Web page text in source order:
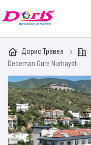
Doris -
Дорис Травел
Dedeman Gure Nurhayat